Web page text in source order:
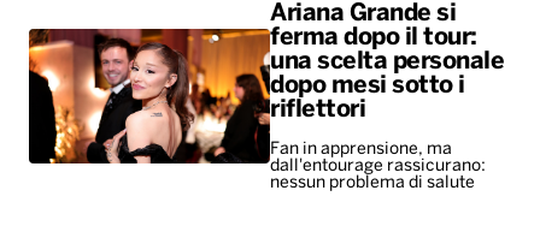
Ariana Grande si
ferma dopo il tour:
una scelta personale
dopo mesi sotto i
riflettori
Fan in apprensione, ma
dall'entourage rassicurano:
nessun problema di salute